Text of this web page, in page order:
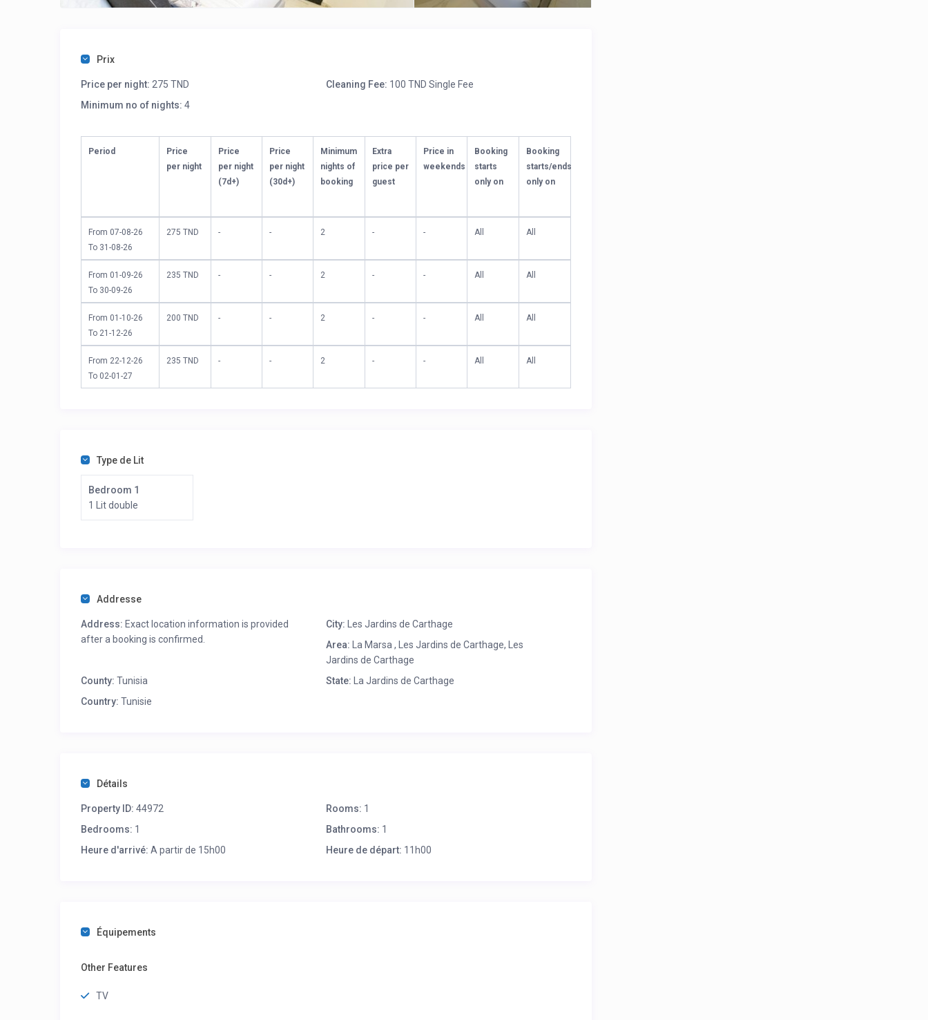
Prix
Price per night: 275 TND Cleaning Fee: 100 TND Single Fee
Minimum no of nights: 4
Period
Price
per night
Price
per night
(7d+)
Price
per night
(30d+)
Minimum
nights of
booking
Extra
price per
guest
Price in
weekends
Booking
starts
only on
Booking
starts/ends
only on
From 07-08-26
To 31-08-26
275 TND - - 2 - - All All
From 01-09-26
To 30-09-26
235 TND - - 2 - - All All
From 01-10-26
To 21-12-26
200 TND - - 2 - - All All
From 22-12-26
To 02-01-27
235 TND - - 2 - - All All
Type de Lit
Bedroom 1
1 Lit double
Addresse
Address: Exact location information is provided
after a booking is confirmed.
City:
Les Jardins de Carthage
Area:
La Marsa , Les Jardins de Carthage, Les
Jardins de Carthage
County: Tunisia State: La Jardins de Carthage
Country: Tunisie
Détails
Property ID: 44972 Rooms: 1
Bedrooms: 1 Bathrooms: 1
Heure d'arrivé: A partir de 15h00 Heure de départ: 11h00
Équipements
Other Features
TV